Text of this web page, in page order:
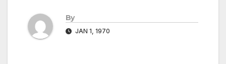
By
JAN 1, 1970